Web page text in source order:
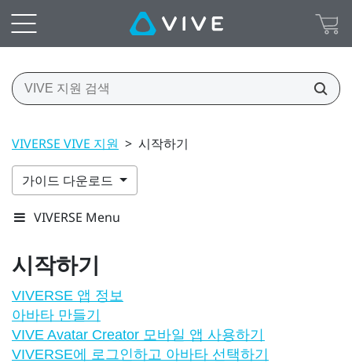
VIVERSE VIVE 지원 > 시작하기
가이드 다운로드
VIVERSE Menu
시작하기
VIVERSE 앱 정보
아바타 만들기
VIVE Avatar Creator 모바일 앱 사용하기
VIVERSE에 로그인하고 아바타 선택하기